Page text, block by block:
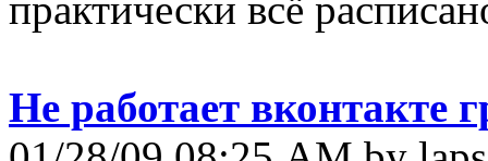
Не работает вконтакте